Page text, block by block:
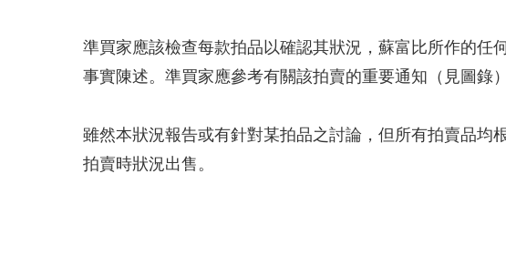
準買家應該檢查每款拍品以確認其狀況，蘇富比所作的任
事實陳述。準買家應參考有關該拍賣的重要通知（見圖錄）
雖然本狀況報告或有針對某拍品之討論，但所有拍賣品均
拍賣時狀況出售。